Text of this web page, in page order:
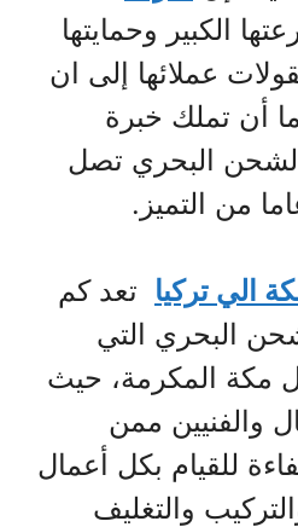
الكبير وحمايتها
عملائها إلى ان
أن تملك خبرة
البحري تصل
الي تركيا تعد كم
البحري التي
مكة المكرمة، حيث
والفنيين ممن
للقيام بكل أعمال
والتغليف